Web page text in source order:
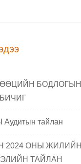
БОДЛОГЫН
тайлан
2024 ОНЫ ЖИЛИЙН
ТАЙЛАН